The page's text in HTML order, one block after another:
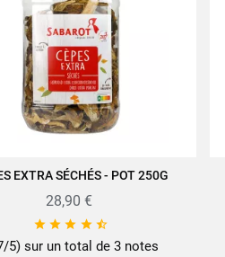
AU PANIER
EXTRA SÉCHÉS - POT 250G
28,90 €
    
5) sur un total de 3 notes